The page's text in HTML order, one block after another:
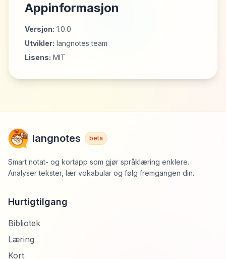
Appinformasjon
Versjon: 1.0.0
Utvikler: langnotes team
Lisens: MIT
langnotes beta
Smart notat- og kortapp som gjør språklæring enklere.
Analyser tekster, lær vokabular og følg fremgangen din.
Hurtigtilgang
Bibliotek
Læring
Kort